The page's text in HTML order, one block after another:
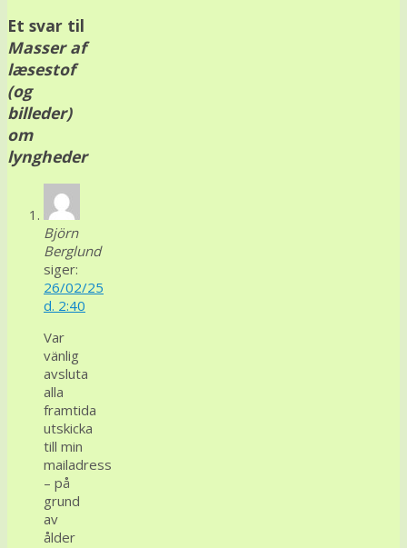
Et svar til
Masser af
læsestof
(og
billeder)
om
lyngheder
Björn
Berglund
siger:
26/02/25
d. 2:40
Var
vänlig
avsluta
alla
framtida
utskicka
till min
mailadress
– på
grund
av
ålder